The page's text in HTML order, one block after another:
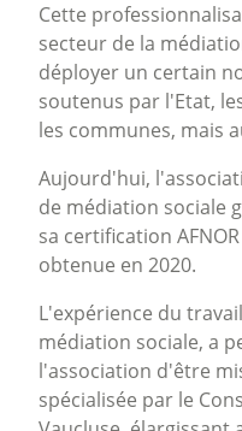
Cette
secteur de la
déployer un certain
soutenus par l'Etat,
les communes, mais
Aujourd'hui,
de médiation sociale
sa certification
obtenue en 2020.
L'expérience du
médiation sociale, a
l'association d'être
spécialisée par le